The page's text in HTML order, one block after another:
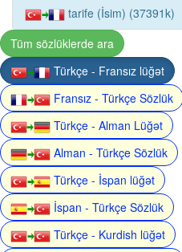
tarife (İsim) (37391k)
Tüm sözlüklerde ara
Türkçe - Fransız lüğət
Fransız - Türkçe Sözlük
Türkçe - Alman Lüğət
Alman - Türkçe Sözlük
Türkçe - İspan lüğət
İspan - Türkçe Sözlük
Türkçe - Kurdish lüğət